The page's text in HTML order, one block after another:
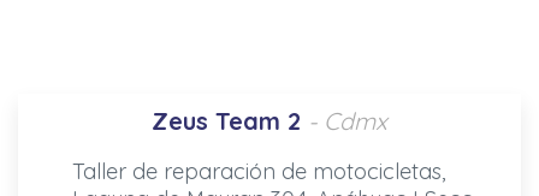
Zeus Team 2 - Cdmx
Taller de reparación de motocicletas,